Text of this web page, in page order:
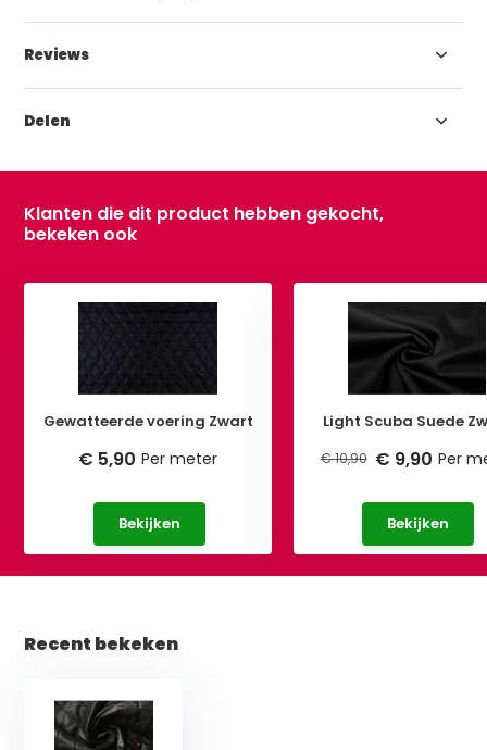
Reviews
Delen
Klanten die dit product hebben gekocht,
bekeken ook
Gewatteerde voering Zwart
€ 5,90 Per meter
Bekijken
Light Scuba Suede
€ 10,90 € 9,90 Per
Bekijken
Recent bekeken